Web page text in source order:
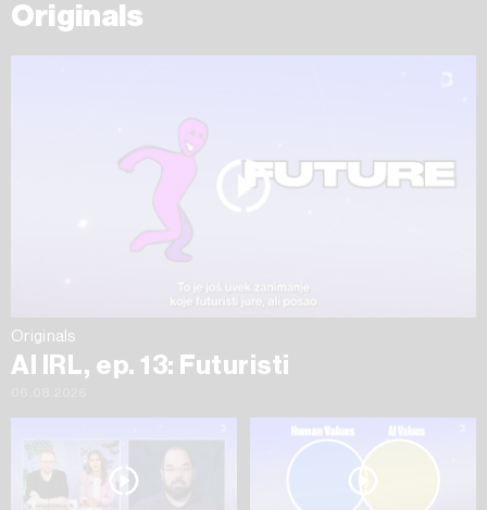
Originals
Originals
AI IRL, ep. 13: Futuristi